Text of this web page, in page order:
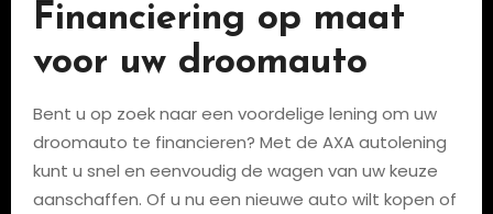
Financiering op maat
voor uw droomauto
Bent u op zoek naar een voordelige lening om uw
droomauto te financieren? Met de AXA autolening
kunt u snel en eenvoudig de wagen van uw keuze
aanschaffen. Of u nu een nieuwe auto wilt kopen of